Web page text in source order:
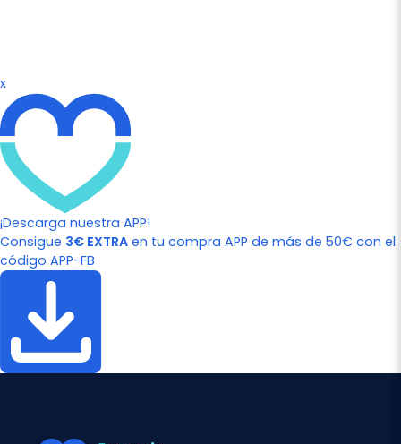
x
¡Descarga nuestra APP!
Consigue 3€ EXTRA en tu compra APP de más de 50€ con el
código APP-FB